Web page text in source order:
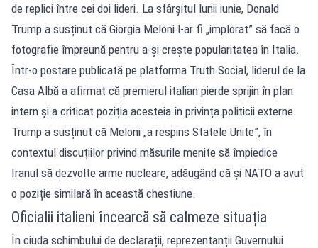
de replici între cei doi lideri. La sfârșitul lunii iunie, Donald
Trump a susținut că Giorgia Meloni l-ar fi „implorat” să facă o
fotografie împreună pentru a-și crește popularitatea în Italia.
Într-o postare publicată pe platforma Truth Social, liderul de la
Casa Albă a afirmat că premierul italian pierde sprijin în plan
intern și a criticat poziția acesteia în privința politicii externe.
Trump a susținut că Meloni „a respins Statele Unite”, în
contextul discuțiilor privind măsurile menite să împiedice
Iranul să dezvolte arme nucleare, adăugând că și NATO a avut
o poziție similară în această chestiune.
Oficialii italieni încearcă să calmeze situația
În ciuda schimbului de declarații, reprezentanții Guvernului